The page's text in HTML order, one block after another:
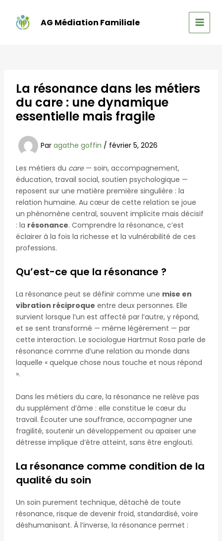
contenu
AG Médiation Familiale
MAIN
La résonance dans les métiers
du care : une dynamique
essentielle mais fragile
Par agathe goffin / février 5, 2026
Les métiers du care— soin, accompagnement,
éducation, travail social, soutien psychologique —
reposent sur une matière première singulière : la
relation humaine. Au cœur de cette relation se joue
un phénomène central, souvent implicite mais décisif
: la résonance. Comprendre la résonance, c’est
éclairer à la fois la richesse et la vulnérabilité de ces
professions.
Qu’est-ce que la résonance ?
La résonance peut se définir comme une mise en
vibration réciproque entre deux personnes. Elle
survient lorsque l’un est affecté par l’autre, y répond,
et se sent transformé — même légèrement — par
cette interaction. Le sociologue Hartmut Rosa parle de
résonance comme d’une relation au monde dans
laquelle « quelque chose nous touche et nous répond
».
Dans les métiers du care, la résonance ne relève pas
du supplément d’âme : elle constitue le cœur du
travail. Écouter une souffrance, accompagner une
fragilité, soutenir un développement ou apaiser une
détresse implique d’être atteint, sans être englouti.
La résonance comme condition de la
qualité du soin
Un soin purement technique, détaché de toute
résonance, risque de devenir froid, standardisé, voire
déshumanisant. À l’inverse, la résonance permet :